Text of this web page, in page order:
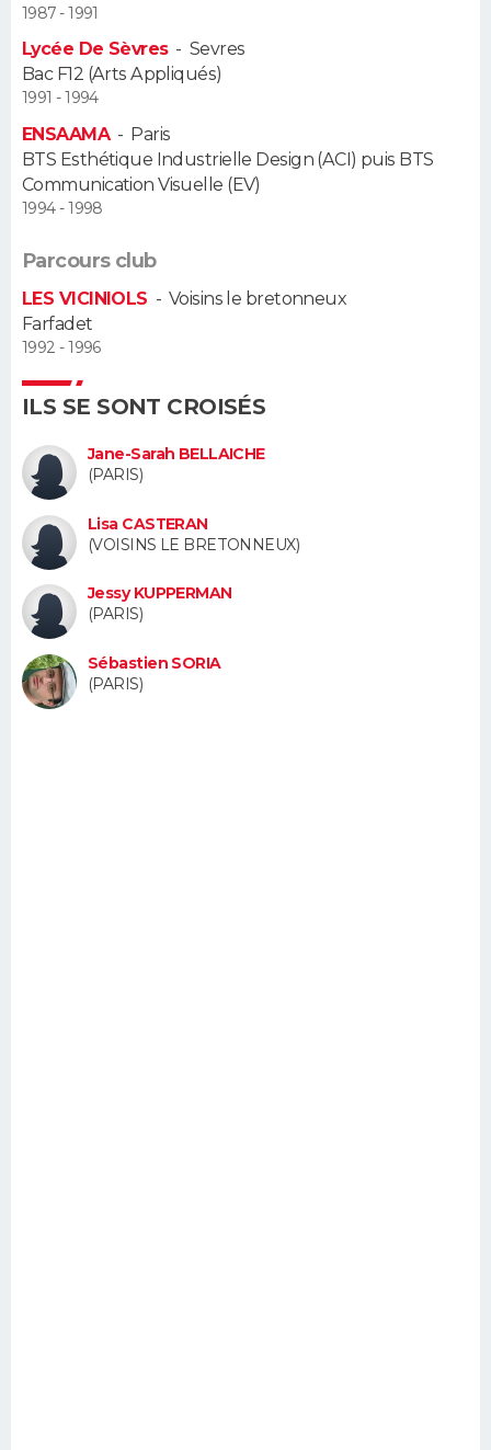
Alimentation
Guide de la santé
Maladies
Médicaments
Sommeil
VOYAGE
Destinations
City break
Voyage nature
Voyage de noces
Forum
Climat
+
PHOTO
GUIDES D'ACHAT
BONS PLANS
CARTE DE VOEUX
Carte de Noël
Carte Bonne année
Carte Saint-Valentin
Carte Pâques
Carte d'anniversaire
DICTIONNAIRE
Dictionnaire
Biographies
Citations
Expressions
Proverbes
PROGRAMME TV
COPAINS D'AVANT
S'inscrire
Se connecter
Lycées
Collèges
Primaires
Universités
Entreprises
Service militaire
Avis de recherche
AVIS DE DÉCÈS
Bricolage
Lifestyle
Culture
Sport
Auto
Television
Voyage
Cinema
1987 - 1991
Lycée De Sèvres- Sevres
Bac F12 (Arts Appliqués)
1991 - 1994
ENSAAMA- Paris
BTS Esthétique Industrielle Design (ACI) puis BTS
Communication Visuelle (EV)
1994 - 1998
Parcours club
LES VICINIOLS - Voisins le bretonneux
Farfadet
1992 - 1996
ILS SE SONT CROISÉS
Jane-Sarah BELLAICHE
(PARIS)
Lisa CASTERAN
(VOISINS LE BRETONNEUX)
Jessy KUPPERMAN
(PARIS)
Sébastien SORIA
(PARIS)